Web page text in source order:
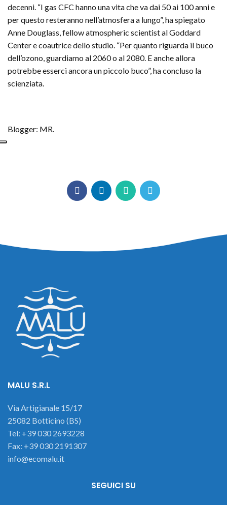
decenni. “I gas CFC hanno una vita che va dai 50 ai 100 anni e
per questo resteranno nell’atmosfera a lungo”, ha spiegato
Anne Douglass, fellow atmospheric scientist al Goddard
Center e coautrice dello studio. “Per quanto riguarda il buco
dell’ozono, guardiamo al 2060 o al 2080. E anche allora
potrebbe esserci ancora un piccolo buco”, ha concluso la
scienziata.
Blogger: MR.
MALU S.R.L
Via Artigianale 15/17
25082 Botticino (BS)
Tel: +39 030 2693228
Fax: +39 030 2191307
info@ecomalu.it
SEGUICI SU